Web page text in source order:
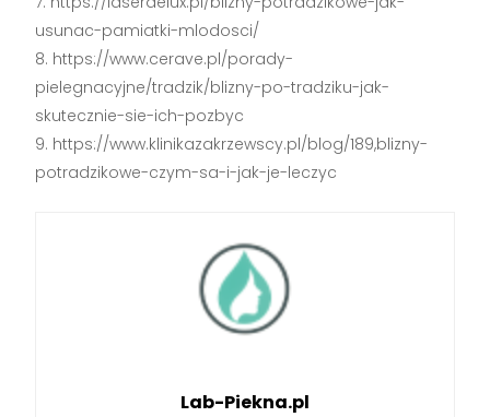
usunac-pamiatki-mlodosci/
https://www.cerave.pl/porady-
pielegnacyjne/tradzik/blizny-po-tradziku-jak-
skutecznie-sie-ich-pozbyc
https://www.klinikazakrzewscy.pl/blog/189,blizny-
potradzikowe-czym-sa-i-jak-je-leczyc
Lab-Piekna.pl